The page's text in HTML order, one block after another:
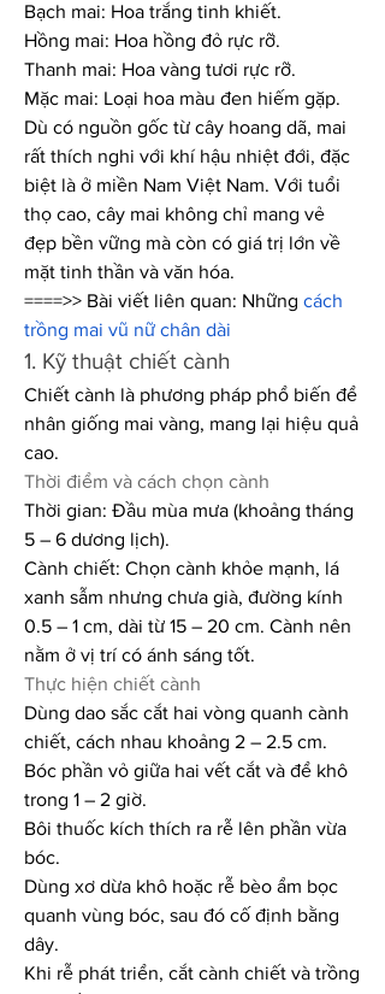
Bạch mai: Hoa trắng tinh khiết.
Hồng mai: Hoa hồng đỏ rực rỡ.
Thanh mai: Hoa vàng tươi rực rỡ.
Mặc mai: Loại hoa màu đen hiếm gặp.
Dù có nguồn gốc từ cây hoang dã, mai
rất thích nghi với khí hậu nhiệt đới, đặc
biệt là ở miền Nam Việt Nam. Với tuổi
thọ cao, cây mai không chỉ mang vẻ
đẹp bền vững mà còn có giá trị lớn về
mặt tinh thần và văn hóa.
====>> Bài viết liên quan: Những cách
trồng mai vũ nữ chân dài
1. Kỹ thuật chiết cành
Chiết cành là phương pháp phổ biến để
nhân giống mai vàng, mang lại hiệu quả
cao.
Thời điểm và cách chọn cành
Thời gian: Đầu mùa mưa (khoảng tháng
5 – 6 dương lịch).
Cành chiết: Chọn cành khỏe mạnh, lá
xanh sẫm nhưng chưa già, đường kính
0.5 – 1 cm, dài từ 15 – 20 cm. Cành nên
nằm ở vị trí có ánh sáng tốt.
Thực hiện chiết cành
Dùng dao sắc cắt hai vòng quanh cành
chiết, cách nhau khoảng 2 – 2.5 cm.
Bóc phần vỏ giữa hai vết cắt và để khô
trong 1 – 2 giờ.
Bôi thuốc kích thích ra rễ lên phần vừa
bóc.
Dùng xơ dừa khô hoặc rễ bèo ẩm bọc
quanh vùng bóc, sau đó cố định bằng
dây.
Khi rễ phát triển, cắt cành chiết và trồng